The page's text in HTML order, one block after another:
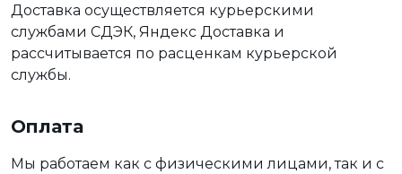
Доставка осуществляется курьерскими
службами СДЭК, Яндекс Доставка и
рассчитывается по расценкам курьерской
службы.
Оплата
Мы работаем как с физическими лицами, так и с